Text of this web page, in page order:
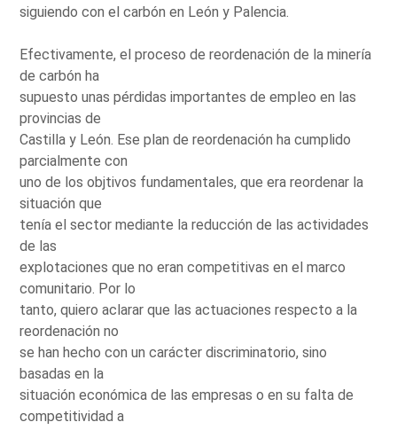
siguiendo con el carbón en León y Palencia.
Efectivamente, el proceso de reordenación de la minería
de carbón ha
supuesto unas pérdidas importantes de empleo en las
provincias de
Castilla y León. Ese plan de reordenación ha cumplido
parcialmente con
uno de los objtivos fundamentales, que era reordenar la
situación que
tenía el sector mediante la reducción de las actividades
de las
explotaciones que no eran competitivas en el marco
comunitario. Por lo
tanto, quiero aclarar que las actuaciones respecto a la
reordenación no
se han hecho con un carácter discriminatorio, sino
basadas en la
situación económica de las empresas o en su falta de
competitividad a